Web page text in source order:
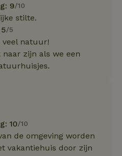
9/10
stilte.
/5
veel natuur!
zijn als we een
10/10
de omgeving worden
vakantiehuis door zijn